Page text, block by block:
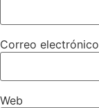
Correo electrónico
Web